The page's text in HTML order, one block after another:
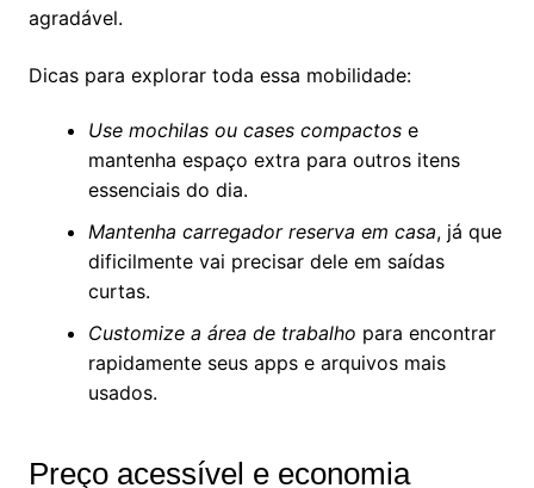
agradável.
Dicas para explorar toda essa mobilidade:
Use mochilas ou cases compactose
mantenha espaço extra para outros itens
essenciais do dia.
Mantenha carregador reserva em casa, já que
dificilmente vai precisar dele em saídas
curtas.
Customize a área de trabalho para encontrar
rapidamente seus apps e arquivos mais
usados.
Preço acessível e economia